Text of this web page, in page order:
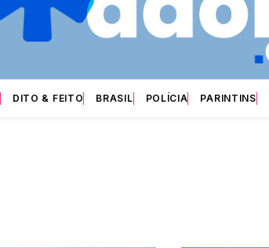
DITO & FEITO BRASIL POLÍCIA PARINTINS